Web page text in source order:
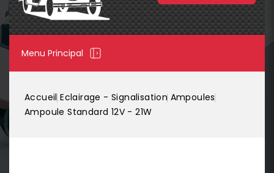
Menu Principal
Accueil Eclairage - Signalisation Ampoules
Ampoule Standard 12V - 21W